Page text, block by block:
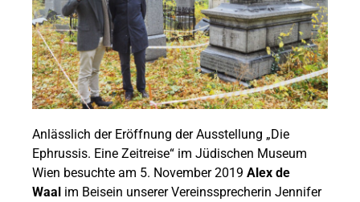
Anlässlich der Eröffnung der Ausstellung „Die
Ephrussis. Eine Zeitreise“ im Jüdischen Museum
Wien besuchte am 5. November 2019 Alex de
Waal im Beisein unserer Vereinssprecherin Jennifer